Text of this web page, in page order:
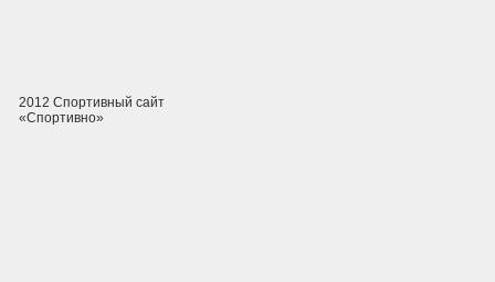
2012 Спортивный сайт
«Спортивно»